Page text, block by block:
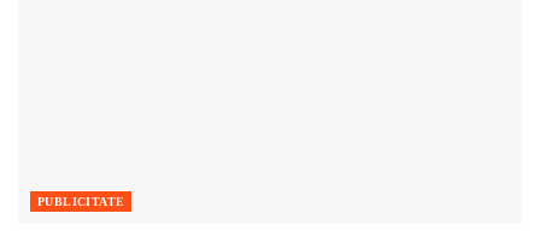
PUBLICITATE